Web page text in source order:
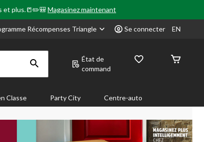
et plus.📒✏️🎒Magasinez maintenant
Récompenses Triangle Se connecter EN
État de
command
Classe Party City Centre-auto